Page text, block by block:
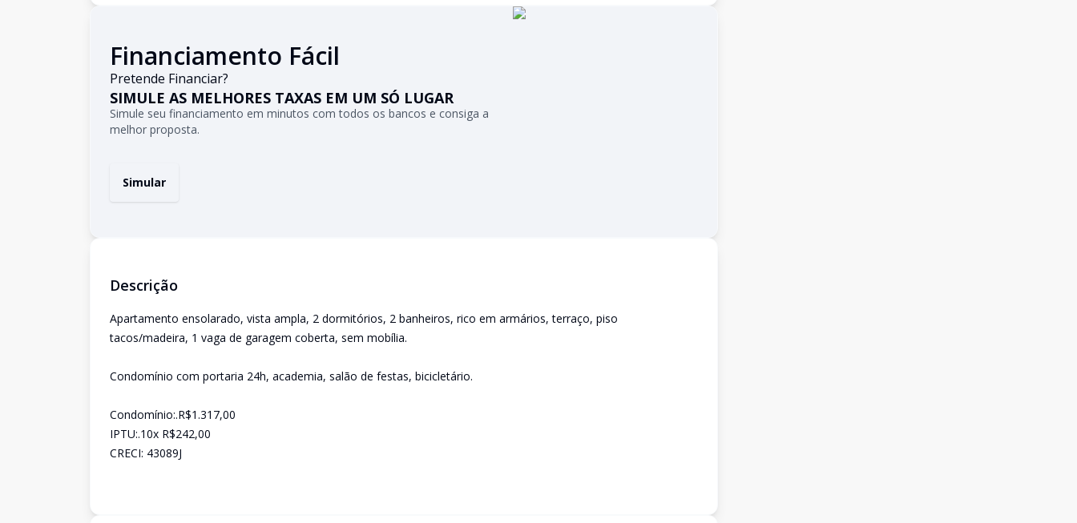
Financiamento Fácil
Pretende Financiar?
SIMULE AS MELHORES TAXAS EM UM SÓ LUGAR
Simule seu financiamento em minutos com todos os bancos e consiga a
melhor proposta.
Simular
Descrição
Apartamento ensolarado, vista ampla, 2 dormitórios, 2 banheiros, rico em armários, terraço, piso
tacos/madeira, 1 vaga de garagem coberta, sem mobília.
Condomínio com portaria 24h, academia, salão de festas, bicicletário.
Condomínio:.R$1.317,00
IPTU:.10x R$242,00
CRECI: 43089J